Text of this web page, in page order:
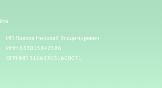
Павлов Николай Владимирович
633015842586
310633031600071